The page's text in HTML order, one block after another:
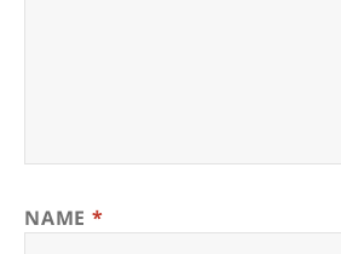
NAME *